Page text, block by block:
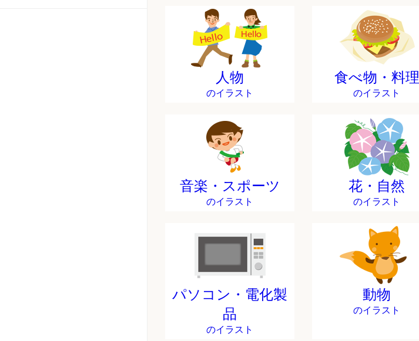
人物
のイラスト
食べ物・料理
のイラスト
音楽・スポーツ
のイラスト
花・自然
のイラスト
パソコン・電化製
品
のイラスト
動物
のイラスト